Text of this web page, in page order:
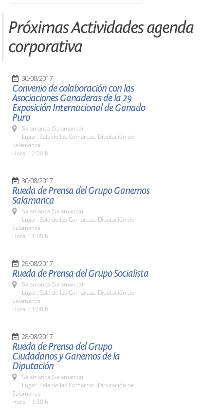
Próximas Actividades agenda
corporativa
30/08/2017
Convenio de colaboración con las
Asociaciones Ganaderas de la 29
Exposición Internacional de Ganado
Puro
Salamanca (Salamanca)
Lugar: Sala de las Comarcas. Diputación de
Salamanca
Hora: 12:00 h.
30/08/2017
Rueda de Prensa del Grupo Ganemos
Salamanca
Salamanca (Salamanca)
Lugar: Sala de las Comarcas. Diputación de
Salamanca
Hora: 11:00 h.
29/08/2017
Rueda de Prensa del Grupo Socialista
Salamanca (Salamanca)
Lugar: Sala de las Comarcas. Diputación de
Salamanca
Hora: 11:00 h.
28/08/2017
Rueda de Prensa del Grupo
Ciudadanos y Ganemos de la
Diputación
Salamanca (Salamanca)
Lugar: Sala de las Comarcas. Diputación de
Salamanca
Hora: 11:30 h.